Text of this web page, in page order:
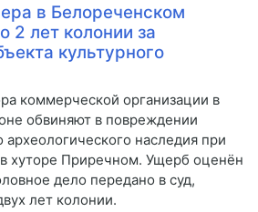
в Белореченском
2 лет колонии за
культурного
коммерческой организации в
обвиняют в повреждении
археологического наследия при
в хуторе Приречном. Ущерб оценён
дело передано в суд,
лет колонии.